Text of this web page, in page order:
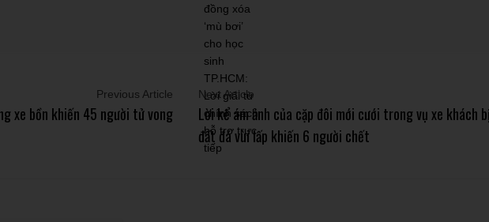
Previous Article
xe bồn khiến 45 người tử vong
Next Article
Lời kể ám ảnh của cặp đôi mới cưới trong vụ xe khách
đất đá vùi lấp khiến 6 người chết